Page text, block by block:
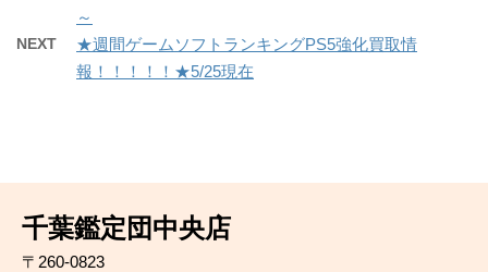
～
NEXT
★週間ゲームソフトランキングPS5強化買取情
報！！！！！★5/25現在
千葉鑑定団中央店
〒260-0823